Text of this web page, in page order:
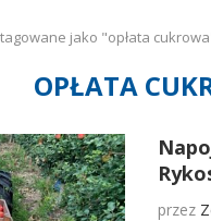
jako "opłata
OPŁATA
przez